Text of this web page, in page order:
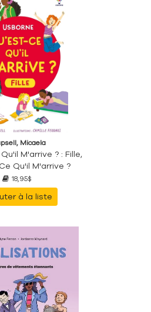
Micaela
M'arrive ? : Fille,
Qu'il M'arrive ?
18,95$
à la liste